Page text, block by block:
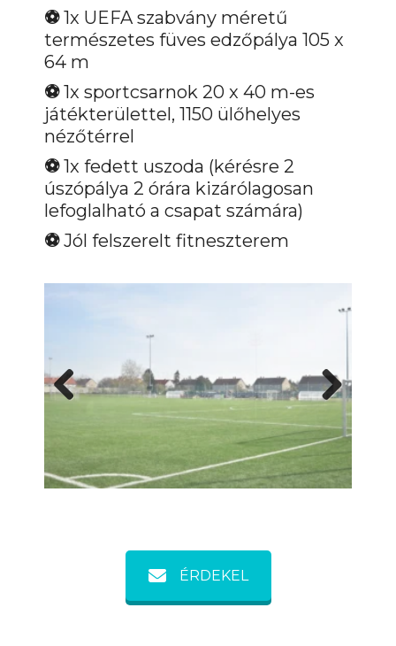
⚽️1x UEFA szabvány méretű
természetes füves edzőpálya 105 x
64 m
⚽️1x sportcsarnok 20 x 40 m-es
játékterülettel, 1150 ülőhelyes
nézőtérrel
⚽️1x fedett uszoda (kérésre 2
úszópálya 2 órára kizárólagosan
lefoglalható a csapat számára)
⚽️Jól felszerelt fitneszterem
ÉRDEKEL